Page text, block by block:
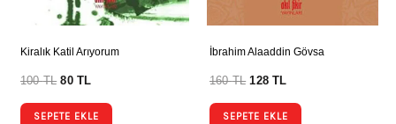
Kiralık Katil Arıyorum
100TL 80TL
SEPETE EKLE
İbrahim Alaaddin Gövsa
160TL 128TL
SEPETE EKLE